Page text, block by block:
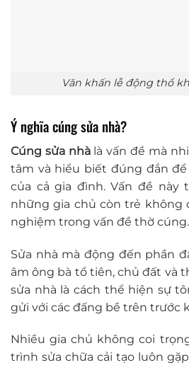
Văn khấn lễ động thổ
Ý nghĩa cúng sửa nhà?
Cúng sửa nhàlà vấn đề mà
tâm và hiểu biết đúng đắn
của cả gia đình. Vấn đề này
những gia chủ còn trẻ không
nghiệm trong vấn đề thờ cúng.
Sửa nhà mà động đến phần
âm ông bà tổ tiên, chủ đất và
sửa nhà là cách thể hiện sự
gửi với các đấng bề trên trước
Nhiều gia chủ không coi
trình sửa chữa cải tạo luôn